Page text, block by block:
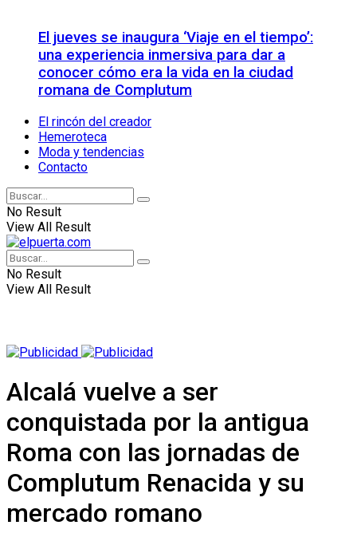
El jueves se inaugura ‘Viaje en el tiempo’:
una experiencia inmersiva para dar a
conocer cómo era la vida en la ciudad
romana de Complutum
El rincón del creador
Hemeroteca
Moda y tendencias
Contacto
No Result
View All Result
No Result
View All Result
Alcalá vuelve a ser
conquistada por la antigua
Roma con las jornadas de
Complutum Renacida y su
mercado romano